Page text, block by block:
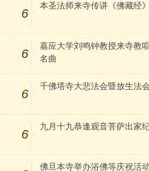
6
本圣法师来寺传讲《佛藏经》
6
嘉应大学刘鸣钟教授来寺教
名曲
6
千佛塔寺大悲法会暨放生法
6
九月十九恭逢观音菩萨出家
佛旦本寺举办浴佛等庆祝活动